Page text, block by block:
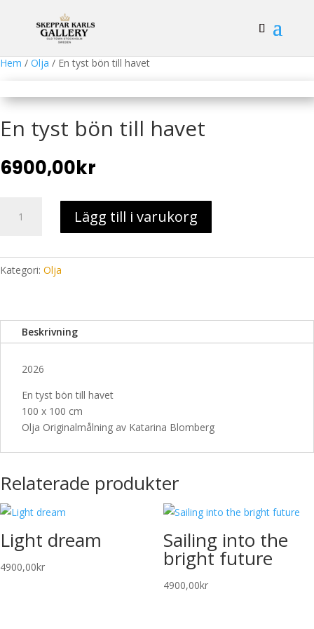
Hem / Olja / En tyst bön till havet
En tyst bön till havet
6900,00kr
havet
Lägg till i varukorg
Kategori: Olja
Beskrivning
2026
En tyst bön till havet
100 x 100 cm
Olja Originalmålning av Katarina Blomberg
Relaterade produkter
Light dream
4900,00kr
Sailing into the
bright future
4900,00kr